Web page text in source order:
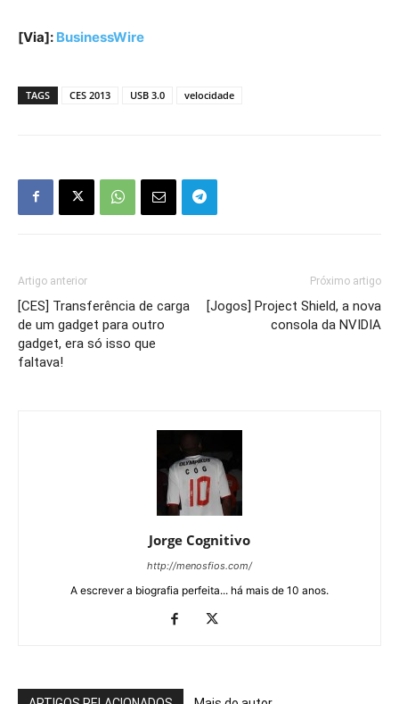
[Via]: BusinessWire
TAGS CES 2013 USB 3.0 velocidade
Artigo anterior
[CES] Transferência de carga
de um gadget para outro
gadget, era só isso que
faltava!
Próximo artigo
[Jogos] Project Shield, a nova
consola da NVIDIA
Jorge Cognitivo
http://menosfios.com/
A escrever a biografia perfeita... há mais de 10 anos.